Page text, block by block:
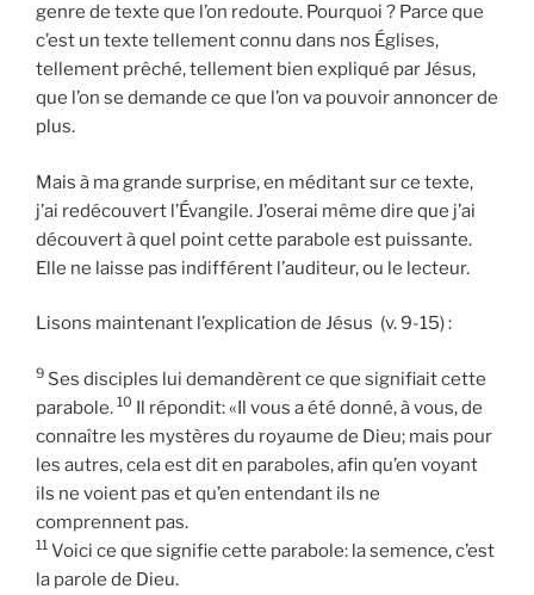
genre de texte que l’on redoute. Pourquoi ? Parce que
c’est un texte tellement connu dans nos Églises,
tellement prêché, tellement bien expliqué par Jésus,
que l’on se demande ce que l’on va pouvoir annoncer de
plus.
Mais à ma grande surprise, en méditant sur ce texte,
j’ai redécouvert l’Évangile. J’oserai même dire que j’ai
découvert à quel point cette parabole est puissante.
Elle ne laisse pas indifférent l’auditeur, ou le lecteur.
Lisons maintenant l’explication de Jésus (v. 9-15) :
9 Ses disciples lui demandèrent ce que signifiait cette
parabole. 10 Il répondit: «Il vous a été donné, à vous, de
connaître les mystères du royaume de Dieu; mais pour
les autres, cela est dit en paraboles, afin qu’en voyant
ils ne voient pas et qu’en entendant ils ne
comprennent pas.
11 Voici ce que signifie cette parabole: la semence, c’est
la parole de Dieu.